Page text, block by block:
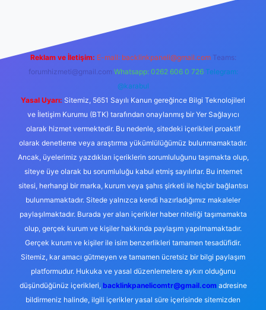
Reklam ve İletişim: E-mail: backlinkpaneli@gmail.com Teams:
forumhizmeti@gmail.com Whatsapp: 0262 606 0 726 Telegram:
@karabul
Yasal Uyarı: Sitemiz, 5651 Sayılı Kanun gereğince Bilgi Teknolojileri
ve İletişim Kurumu (BTK) tarafından onaylanmış bir Yer Sağlayıcı
olarak hizmet vermektedir. Bu nedenle, sitedeki içerikleri proaktif
olarak denetleme veya araştırma yükümlülüğümüz bulunmamaktadır.
Ancak, üyelerimiz yazdıkları içeriklerin sorumluluğunu taşımakta olup,
siteye üye olarak bu sorumluluğu kabul etmiş sayılırlar. Bu internet
sitesi, herhangi bir marka, kurum veya şahıs şirketi ile hiçbir bağlantısı
bulunmamaktadır. Sitede yalnızca kendi hazırladığımız makaleler
paylaşılmaktadır. Burada yer alan içerikler haber niteliği taşımamakta
olup, gerçek kurum ve kişiler hakkında paylaşım yapılmamaktadır.
Gerçek kurum ve kişiler ile isim benzerlikleri tamamen tesadüfidir.
Sitemiz, kar amacı gütmeyen ve tamamen ücretsiz bir bilgi paylaşım
platformudur. Hukuka ve yasal düzenlemelere aykırı olduğunu
düşündüğünüz içerikleri, backlinkpanelicomtr@gmail.comadresine
bildirmeniz halinde, ilgili içerikler yasal süre içerisinde sitemizden